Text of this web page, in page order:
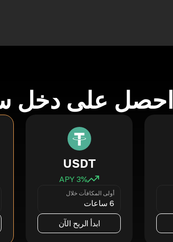
احصل على دخل
USDT
3% APY
أولى المكافآت خلال
6 ساعات
ابدأ الربح الآن